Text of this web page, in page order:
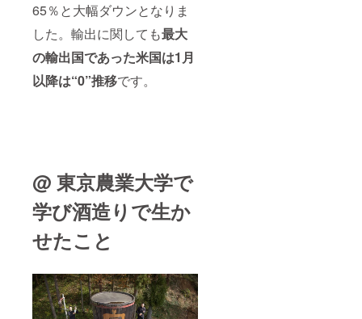
65％と大幅ダウンとなりま
した。輸出に関しても最大
の輸出国であった米国は1月
以降は“0”推移です。
@ 東京農業大学で
学び酒造りで生か
せたこと